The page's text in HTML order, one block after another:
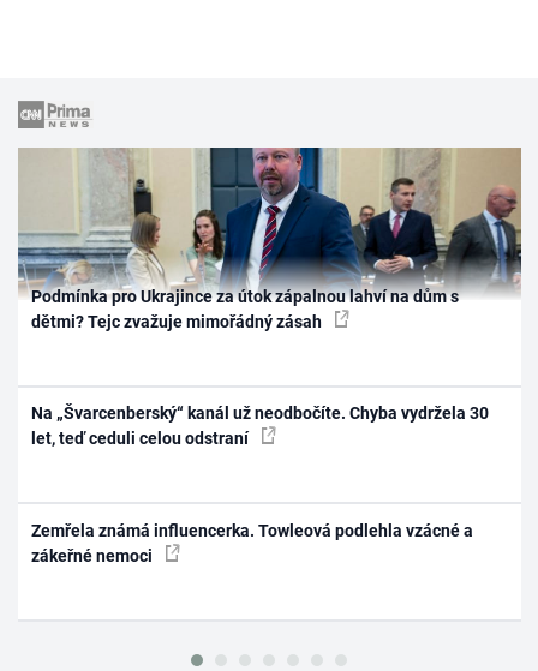
Podmínka pro Ukrajince za útok zápalnou lahví na dům s
dětmi? Tejc zvažuje mimořádný zásah
Na „Švarcenberský“ kanál už neodbočíte. Chyba vydržela 30
let, teď ceduli celou odstraní
Zemřela známá influencerka. Towleová podlehla vzácné a
zákeřné nemoci